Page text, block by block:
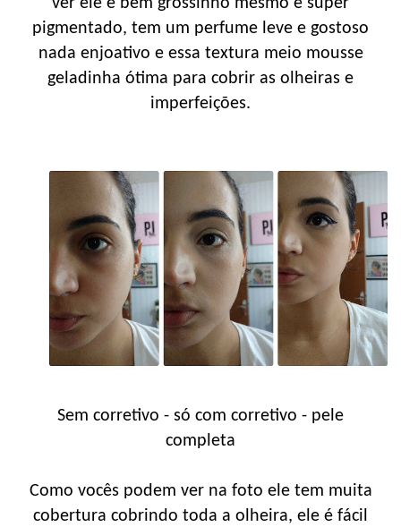
pigmentado, tem um perfume leve e gostoso
nada enjoativo e essa textura meio mousse
geladinha ótima para cobrir as olheiras e
imperfeições.
Sem corretivo - só com corretivo - pele
completa
Como vocês podem ver na foto ele tem muita
cobertura cobrindo toda a olheira, ele é fácil